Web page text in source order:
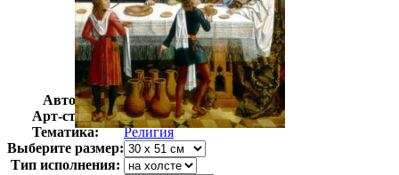
Автор:
Неизвестно
Арт-стиль
Голландская живопись
Тематика:
Религия
Выберите размер:
Тип исполнения: